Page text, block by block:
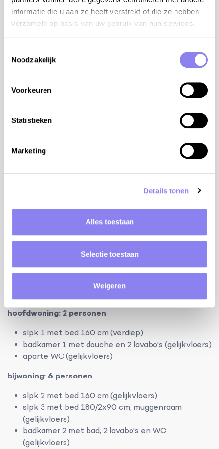
informatie die u aan ze heeft verstrekt of die ze hebben
verzameld op basis van uw gebruik van hun services.
Noodzakelijk
Voorkeuren
Statistieken
Marketing
Details tonen
Alles toestaan
Selectie toestaan
Weigeren
petanque ballen
om veiligheid– en verzekeringsredenen is het
u kunt uw elektrische/hybride wagen opladen aan
het laadstation van de Révéo Charging Station in
aanraders: Restaurant Le Voyage d'Ernestine in
Alvignac, Le Grézalide in Grèzes, Le Petit Moulin
(la caravane à burgers) in Mayrinhac-Lentour
Centre équestre de l’Escazalou (paarden manège)
op wandelafstand van de woning
wilde en gedomesticeerde dieren van 150
verschillende Europese soorten
le Gouffre de Padirac, feeërieke grotten met
kayakken op de rivier de Dordogne of op de rivier
de dorpen Martel, Rocamadour, Carennac, Saint-
4 slaapkamers en 3 badkamers:
hoofdwoning: 2 personen
slpk 1 met bed 160 cm (verdiep)
badkamer 1 met douche en 2 lavabo's (gelijkvloers)
aparte WC (gelijkvloers)
bijwoning: 6 personen
slpk 2 met bed 160 cm (gelijkvloers)
slpk 3 met bed 180/2x90 cm, muggenraam
(gelijkvloers)
badkamer 2 met bad, 2 lavabo's en WC
(gelijkvloers)